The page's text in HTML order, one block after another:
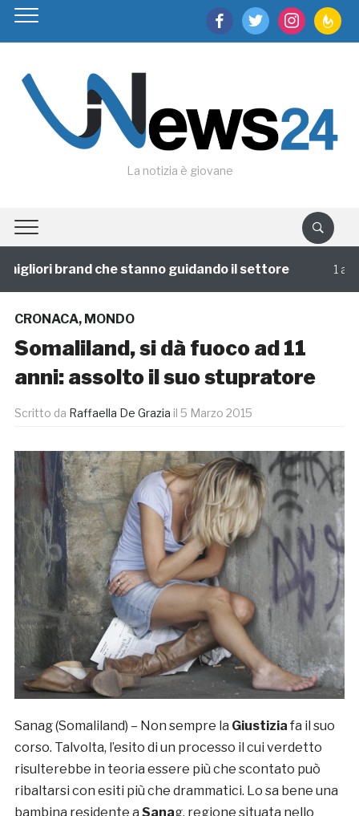
facebooktwitter instagram
La notizia è giovane
brand che stanno guidando il settore 1 annofa
CRONACA, MONDO
Somaliland, si dà fuoco ad 11
anni: assolto il suo stupratore
Scritto da Raffaella De Grazia il 5 Marzo 2015
Sanag (Somaliland) – Non sempre la Giustizia fa il suo
corso. Talvolta, l’esito di un processo il cui verdetto
risulterebbe in teoria essere più che scontato può
ribaltarsi con esiti più che drammatici. Lo sa bene una
bambina residente a Sanag, regione situata nello